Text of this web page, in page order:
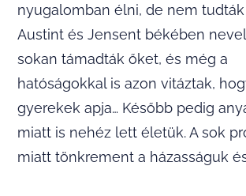
nyugalomban élni, de nem tudták
Austint és Jensent békében
sokan támadták őket, és még a
hatóságokkal is azon vitáztak,
gyerekek apja… Később pedig
miatt is nehéz lett életük. A sok
miatt tönkrement a házasságuk